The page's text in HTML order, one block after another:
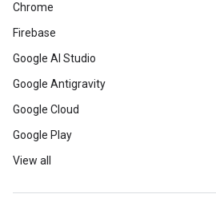
Chrome
Firebase
Google AI Studio
Google Antigravity
Google Cloud
Google Play
View all